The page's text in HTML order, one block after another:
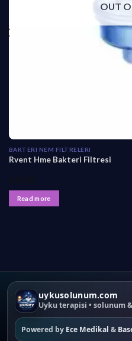
OUT
BAKTERI NEM FILTRELERI
Rvent Hme Bakteri Filtresi
Read more
uykusolunum.com
Uyku terapisi • solunum
Powered by Ece Medikal &